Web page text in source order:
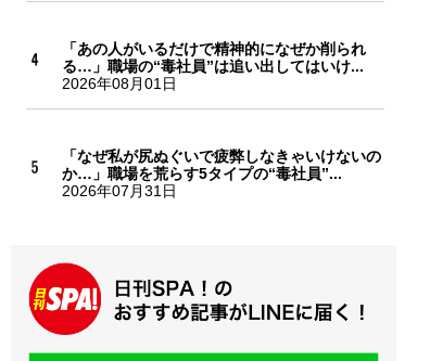
「あの人がいるだけで精神的になぜか削られ
る…」職場の“毒社員”は追い出してはいけ...
2026年08月01日
「なぜ私が尻ぬぐいで疲弊しなきゃいけないの
か…」職場を荒らす5タイプの“毒社員”...
2026年07月31日